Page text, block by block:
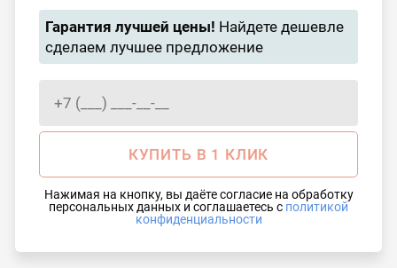
Гарантия лучшей цены! Найдете дешевле
сделаем лучшее предложение
КУПИТЬ В 1 КЛИК
Нажимая на кнопку, вы даёте согласие на обработку
персональных данных и соглашаетесь с политикой
конфиденциальности